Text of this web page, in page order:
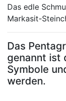
Das edle
Markasit-
Das
genannt ist
Symbole
werden.